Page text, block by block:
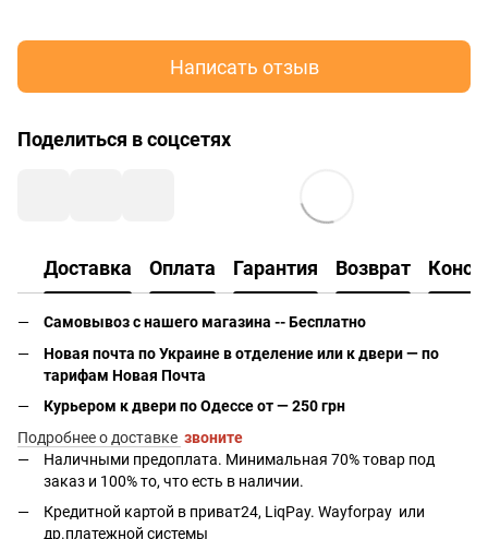
Написать отзыв
Поделиться в соцсетях
Доставка Оплата Гарантия Возврат
Самовывоз с нашего магазина -- Бесплатно
Новая почта по Украине в отделение или к двери — по
тарифам Новая Почта
Курьером к двери по Одессе от — 250 грн
Подробнее о доставке звоните
Наличными предоплата. Минимальная 70% товар под
заказ и 100% то, что есть в наличии.
Кредитной картой в приват24, LiqPay. Wayforpay или
др.платежной системы